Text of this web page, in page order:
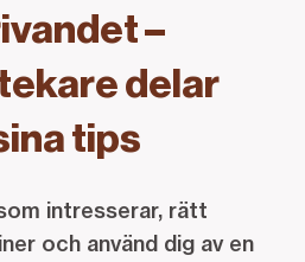
–
delar
tips
intresserar, rätt
och använd dig av en